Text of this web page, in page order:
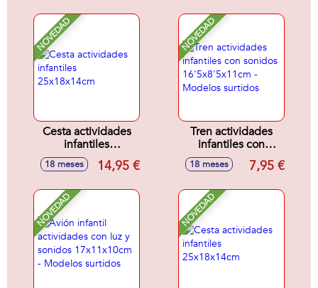
NOVEDAD
Cesta actividades
infantiles
25x18x14cm
18 meses 14,95 €
NOVEDAD
Tren actividades
infantiles con
sonidos
16'5x8'5x11cm -
18 meses 7,95 €
NOVEDAD NOVEDAD